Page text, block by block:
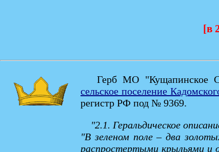
[в
Герб МО "Кущапинское
сельское поселение
регистр РФ под № 9369.
"2.1. Геральдическое
"В зеленом поле – два
распростертыми крыльями и